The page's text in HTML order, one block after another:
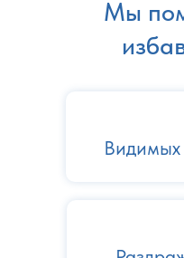
Видимых
Мы